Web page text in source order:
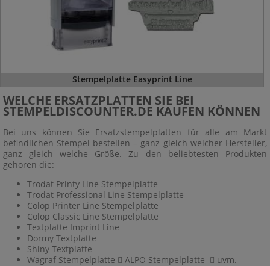
Stempelplatte Easyprint Line
WELCHE ERSATZPLATTEN SIE BEI
STEMPELDISCOUNTER.DE KAUFEN KÖNNEN
Bei uns können Sie Ersatzstempelplatten für alle am Markt
befindlichen Stempel bestellen – ganz gleich welcher Hersteller,
ganz gleich welche Größe. Zu den beliebtesten Produkten
gehören die:
Trodat Printy Line Stempelplatte
Trodat Professional Line Stempelplatte
Colop Printer Line Stempelplatte
Colop Classic Line Stempelplatte
Textplatte Imprint Line
Dormy Textplatte
Shiny Textplatte
Wagraf Stempelplatte  ALPO Stempelplatte  uvm.